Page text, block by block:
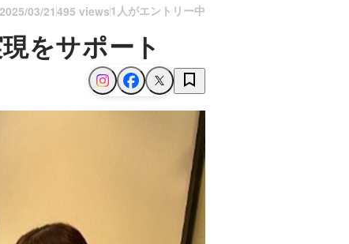
2025/03/21 495 views1人がエントリー中
をサポート